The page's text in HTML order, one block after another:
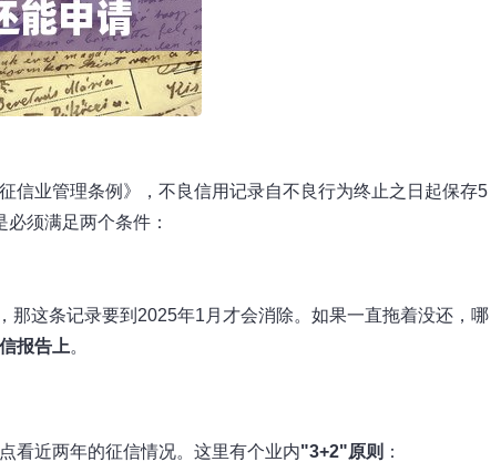
信业管理条例》，不良信用记录自不良行为终止之日起保存5
须满足两个条件：
这条记录要到2025年1月才会消除。如果一直拖着没还，哪
报告上。
看近两年的征信情况。这里有个业内"3+2"原则 ：